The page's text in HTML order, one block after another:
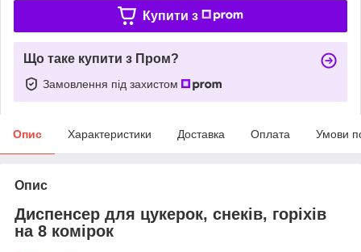
Купити з
Що таке купити з Пром?
Замовлення під захистом
Опис Характеристики Доставка Оплата Умови
Опис
Диспенсер для цукерок, снеків, горіхів
на 8 комірок